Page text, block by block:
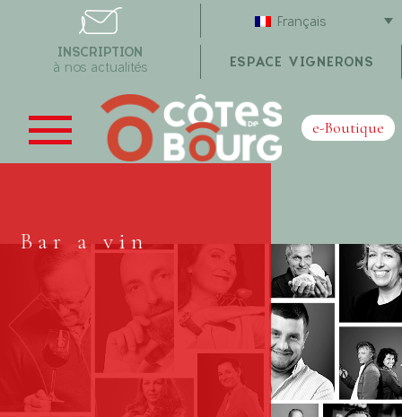
Français
ESPACE VIGNERONS
INSCRIPTION
à nos actualités
e-Boutique
Bar a vin